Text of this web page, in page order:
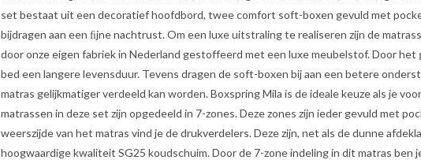
set bestaat uit een decoratief hoofdbord, twee comfort soft-boxen gevuld met
bijdragen aan een ﬁjne nachtrust. Om een luxe uitstraling te realiseren zijn de
door onze eigen fabriek in Nederland gestoffeerd met een luxe meubelstof. Door
bed een langere levensduur. Tevens dragen de soft-boxen bij aan een betere
matras gelijkmatiger verdeeld kan worden. Boxspring Mila is de ideale keuze als je
matrassen in deze set zijn opgedeeld in 7-zones. Deze zones zijn ieder gevuld met
weerszijde van het matras vind je de drukverdelers. Deze zijn, net als de dunne
hoogwaardige kwaliteit SG25 koudschuim. Door de 7-zone indeling in dit matras ben